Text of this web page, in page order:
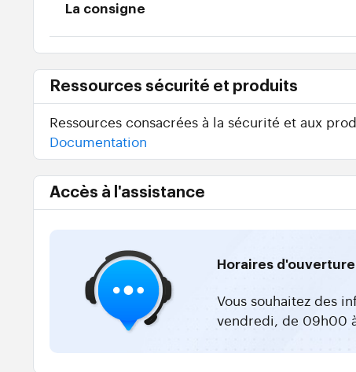
La consigne
Ressources sécurité et produits
Ressources consacrées à la sécurité et aux
Documentation
Accès à l'assistance
Horaires
Vous souhaitez des
vendredi, de 09h00